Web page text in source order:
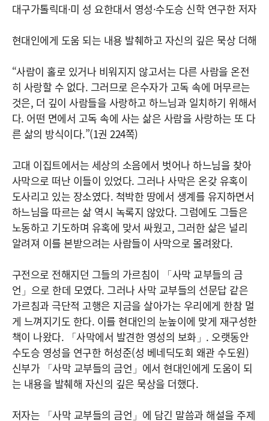
대구가톨릭대·미 성 요한대서 영성·수도승 신학 연구한 저자
현대인에게 도움 되는 내용 발췌하고 자신의 깊은 묵상 더해
“사람이 홀로 있거나 비워지지 않고서는 다른 사람을 온전
히 사랑할 수 없다. 그러므로 은수자가 고독 속에 머무르는
것은, 더 깊이 사람들을 사랑하고 하느님과 일치하기 위해서
다. 어떤 면에서 고독 속에 사는 삶은 사람을 사랑하는 또 다
른 삶의 방식이다.”(1권 224쪽)
고대 이집트에서는 세상의 소음에서 벗어나 하느님을 찾아
사막으로 떠난 이들이 있었다. 그러나 사막은 온갖 유혹이
도사리고 있는 장소였다. 척박한 땅에서 생계를 유지하면서
하느님을 따르는 삶 역시 녹록지 않았다. 그럼에도 그들은
노동하고 기도하며 유혹에 맞서 싸웠고, 그러한 삶은 널리
알려져 이를 본받으려는 사람들이 사막으로 몰려왔다.
구전으로 전해지던 그들의 가르침이 「사막 교부들의 금
언」으로 한데 모였다. 그러나 사막 교부들의 선문답 같은
가르침과 극단적 고행은 지금을 살아가는 우리에게 한참 멀
게 느껴지기도 한다. 이를 현대인의 눈높이에 맞게 재구성한
책이 나왔다. 「사막에서 발견한 영성의 보화」. 오랫동안
수도승 영성을 연구한 허성준(성 베네딕도회 왜관 수도원)
신부가 「사막 교부들의 금언」에서 현대인에게 도움이 되
는 내용을 발췌해 자신의 깊은 묵상을 더했다.
저자는 「사막 교부들의 금언」에 담긴 말씀과 해설을 주제